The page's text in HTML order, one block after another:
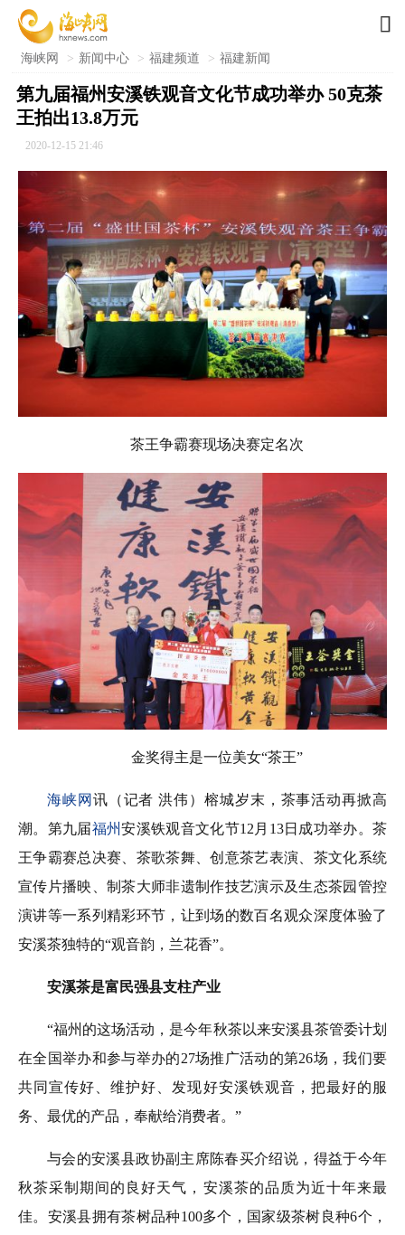

海峡网 > 新闻中心 > 福建频道 > 福建新闻
第九届福州安溪铁观音文化节成功举办 50克茶
王拍出13.8万元
2020-12-15 21:46
茶王争霸赛现场决赛定名次
金奖得主是一位美女“茶王”
海峡网 讯（记者 洪伟）榕城岁末，茶事活动再掀高
潮。第九届福州安溪铁观音文化节12月13日成功举办。茶
王争霸赛总决赛、茶歌茶舞、创意茶艺表演、茶文化系统
宣传片播映、制茶大师非遗制作技艺演示及生态茶园管控
演讲等一系列精彩环节，让到场的数百名观众深度体验了
安溪茶独特的“观音韵，兰花香”。
安溪茶是富民强县支柱产业
“福州的这场活动，是今年秋茶以来安溪县茶管委计划
在全国举办和参与举办的27场推广活动的第26场，我们要
共同宣传好、维护好、发现好安溪铁观音，把最好的服
务、最优的产品，奉献给消费者。”
与会的安溪县政协副主席陈春买介绍说，得益于今年
秋茶采制期间的良好天气，安溪茶的品质为近十年来最
佳。安溪县拥有茶树品种100多个，国家级茶树良种6个，